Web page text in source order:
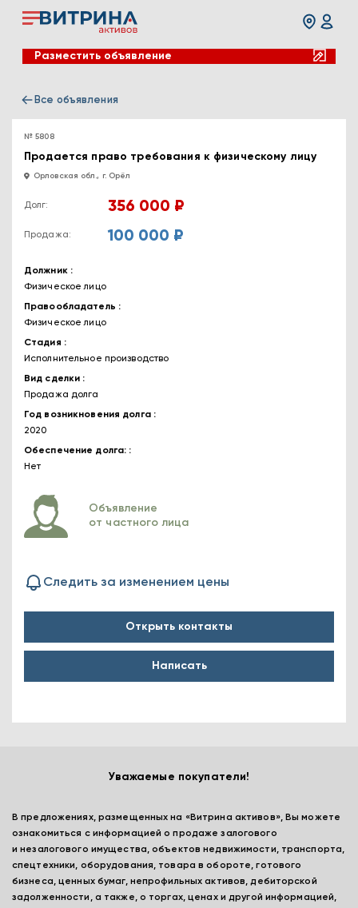
Разместить объявление
Все объявления
№ 5808
Продается право требования к физическому лицу
Орловская обл., г. Орёл
Долг: 356 000 ₽
Продажа: 100 000 ₽
Должник
Физическое лицо
Правообладатель
Физическое лицо
Стадия
Исполнительное производство
Вид сделки
Продажа долга
Год возникновения долга
2020
Обеспечение долга:
Нет
Объявление
от частного лица
Следить за изменением цены
Открыть контакты
Написать
Уважаемые покупатели!
В предложениях, размещенных на «Витрина активов», Вы можете
ознакомиться с информацией о продаже залогового
и незалогового имущества, объектов недвижимости, транспорта,
спецтехники, оборудования, товара в обороте, готового
бизнеса, ценных бумаг, непрофильных активов, дебиторской
задолженности, а также, о торгах, ценах и другой информацией,